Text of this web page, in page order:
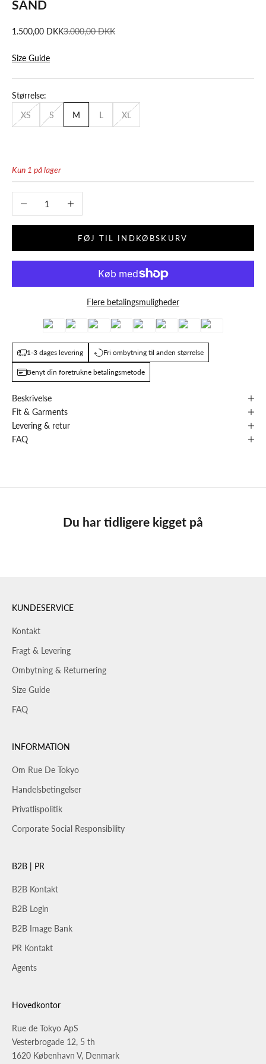
SAND
Salgspris
1.500,00 DKKNormalpris
3.000,00 DKK
Size Guide
Størrelse:
XS
S M L XL
Kun 1 på lager
Sænk antal Øg antal
FØJ TIL INDKØBSKURV
Flere betalingsmuligheder
1-3 dages levering Fri ombytning til anden størrelse
Benyt din foretrukne betalingsmetode
Beskrivelse
Fit & Garments
Levering & retur
FAQ
Du har tidligere kigget på
KUNDESERVICE
Kontakt
Fragt & Levering
Ombytning & Returnering
Size Guide
FAQ
INFORMATION
Om Rue De Tokyo
Handelsbetingelser
Privatlispolitik
Corporate Social Responsibility
B2B | PR
B2B Kontakt
B2B Login
B2B Image Bank
PR Kontakt
Agents
Hovedkontor
Rue de Tokyo ApS
Vesterbrogade 12, 5 th
1620 København V, Denmark